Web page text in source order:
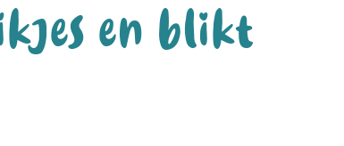
en blikt